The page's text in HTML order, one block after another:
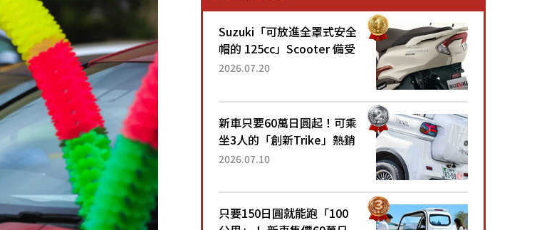
Suzuki「可放進全罩式安全
帽的 125cc」Scooter 備受
矚目！採用全新流線設計與
已陸續開始出口的新款
「B...
2026.07.20
新車只要60萬日圓起！可乘
坐3人的「創新Trike」熱銷
大賣成為人氣車款！「養車
日圓就能跑100公里」「小
朋友坐得...
2026.07.10
只要150日圓就能跑「100